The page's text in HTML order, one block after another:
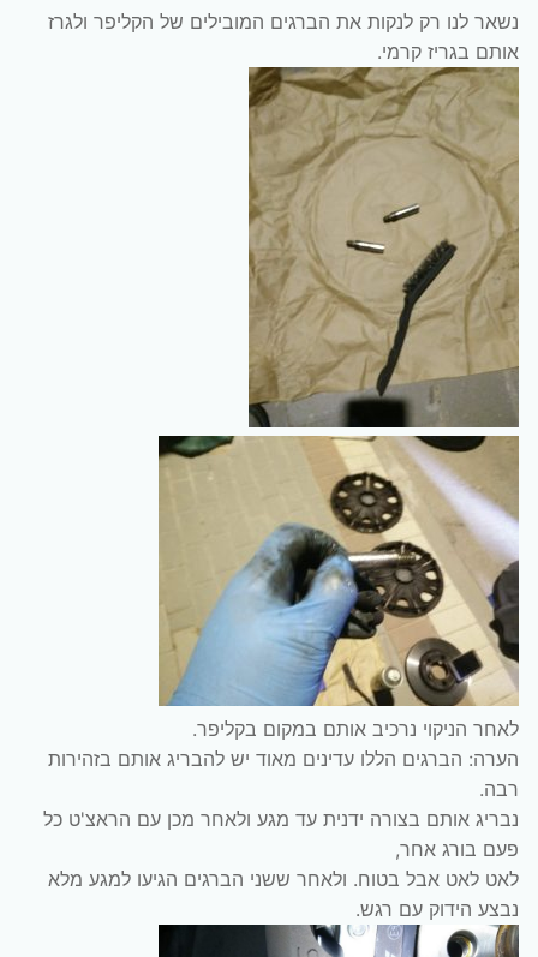
נשאר לנו רק לנקות את הברגים המובילים של הקליפר ולגרז
אותם בגריז קרמי.
לאחר הניקוי נרכיב אותם במקום בקליפר.
הערה: הברגים הללו עדינים מאוד יש להבריג אותם בזהירות
רבה.
נבריג אותם בצורה ידנית עד מגע ולאחר מכן עם הראצ'ט כל
פעם בורג אחר,
לאט לאט אבל בטוח. ולאחר ששני הברגים הגיעו למגע מלא
נבצע הידוק עם רגש.